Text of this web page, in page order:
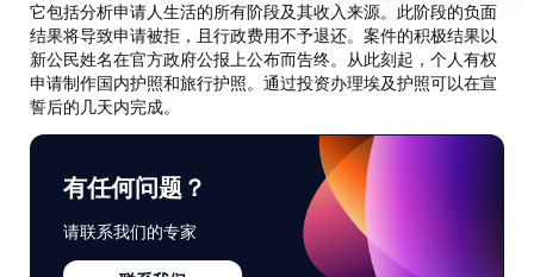
它包括分析申请人生活的所有阶段及其收入来源。此阶段的负面
结果将导致申请被拒，且行政费用不予退还。案件的积极结果以
新公民姓名在官方政府公报上公布而告终。从此刻起，个人有权
申请制作国内护照和旅行护照。通过投资办理埃及护照可以在宣
誓后的几天内完成。
有任何问题？
请联系我们的专家